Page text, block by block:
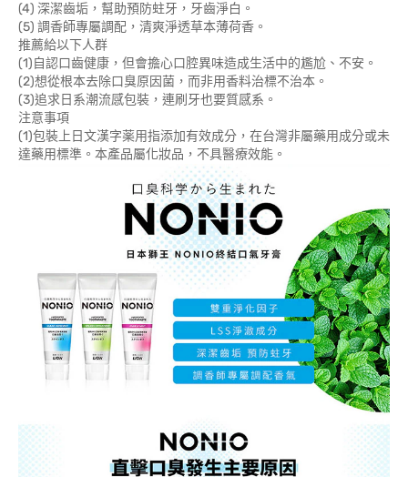
(4) 深潔齒垢，幫助預防蛀牙，牙齒淨白。
(5) 調香師專屬調配，清爽淨透草本薄荷香。
推薦給以下人群
(1)自認口齒健康，但會擔心口腔異味造成生活中的尷尬、不安。
(2)想從根本去除口臭原因菌，而非用香料治標不治本。
(3)追求日系潮流感包裝，連刷牙也要質感系。
注意事項
(1)包裝上日文漢字薬用指添加有效成分，在台灣非屬藥用成分或未
達藥用標準。本產品屬化妝品，不具醫療效能。